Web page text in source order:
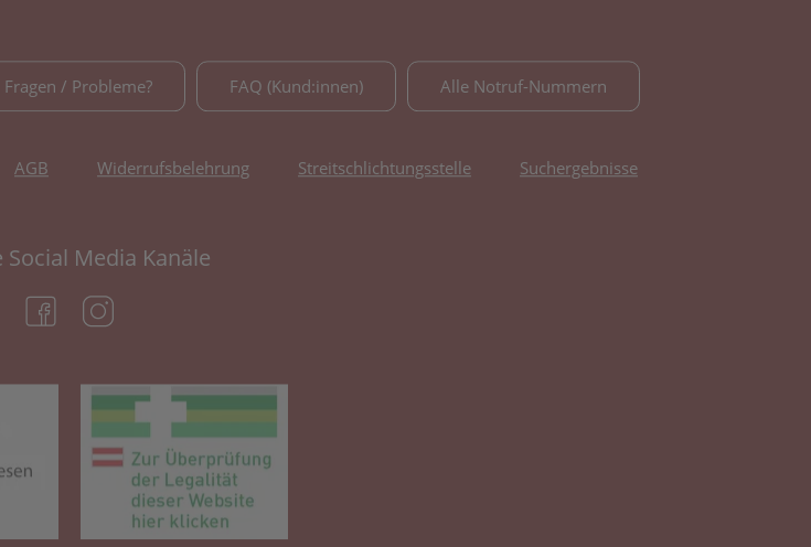
Fragen / Probleme? FAQ (Kund:innen) Alle Notruf-Nummern
AGB Widerrufsbelehrung Streitschlichtungsstelle Suchergebnisse
Social Media Kanäle
(öffnet in neuem Tab)
(öffnet in neuem Tab)